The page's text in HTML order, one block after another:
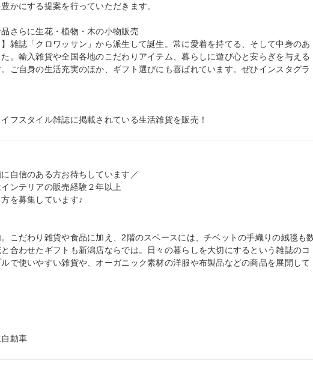
かにする提案を行っていただきます。
品さらに生花・植物・木の小物販売
】雑誌「クロワッサン」から派生して誕生。常に愛着を持てる、そして中身のあ
。輸入雑貨や全国各地のこだわりアイテム、暮らしに遊び心と安らぎを与える
ご自身の生活充実のほか、ギフト選びにも喜ばれています。ぜひインスタグラ
フスタイル雑誌に掲載されている生活雑貨を販売！
自信のある方お待ちしています／
ンテリアの販売経験２年以上
を募集しています♪
こだわり雑貨や食品に加え、2階のスペースには、チベットの手織りの絨毯も
合わせたギフトも新潟店ならでは。日々の暮らしを大切にするという雑誌のコ
で使いやすい雑貨や、オーガニック素材の洋服や布製品などの商品を展開して
動車